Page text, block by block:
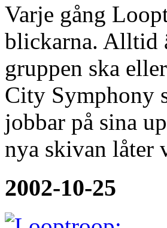
Varje gång
blickarna. Alltid
gruppen ska
City Symphony
jobbar på sina
nya skivan
2002-10-25